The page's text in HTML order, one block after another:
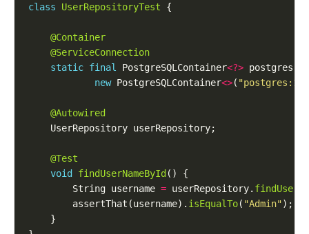
class
UserRepositoryTest
@Container
@ServiceConnection
static final PostgreSQLContainer<?> postgres
new PostgreSQLContainer<>(
@Autowired
@Test
void findUserNameById
        String username
= userRepository.
        assertThat(username).
isEqualTo( "Admin"